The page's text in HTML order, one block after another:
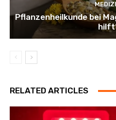
Pflanzenheilkunde bei
RELATED ARTICLES